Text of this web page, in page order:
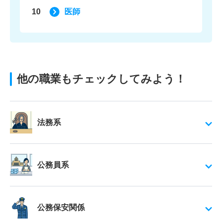
10 医師
他の職業もチェックしてみよう！
法務系
公務員系
公務保安関係